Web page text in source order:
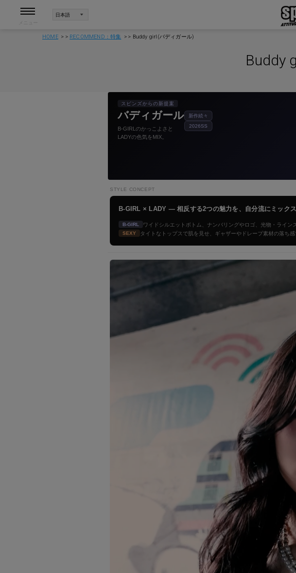
HOME RECOMMEND：特集 Buddy girl(バディガール)
Buddy
スピンズからの新提案
バディガール
B-GIRLのかっこよさと
LADYの色気をMIX。
新作続々
2026SS
STYLE CONCEPT
B-GIRL × LADY — 相反する2つの魅力を、自分流にミックス
B-GIRL ワイドシルエットボトム、ナンバリングやロゴ、光物・ライン
SEXY タイトなトップスで肌を見せ、ギャザーやドレープ素材の落ち